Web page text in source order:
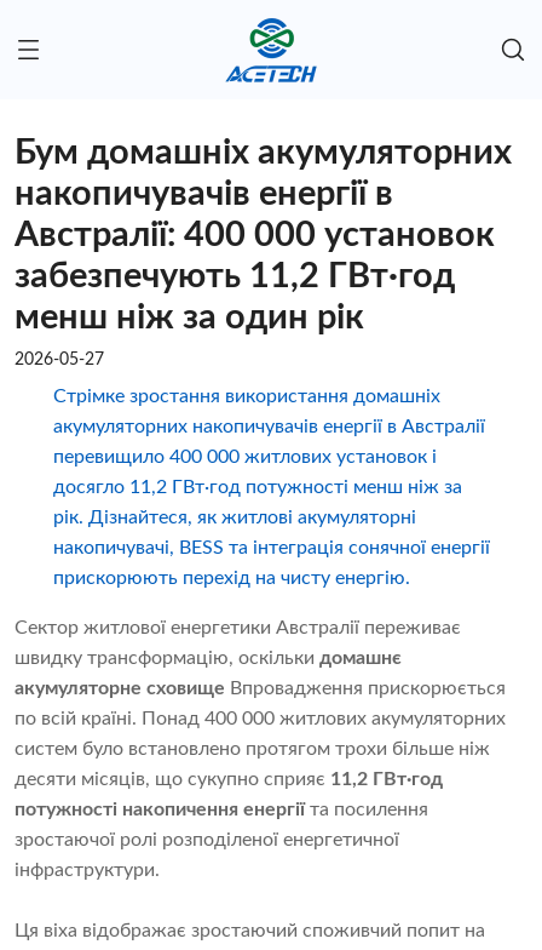
Бум домашніх акумуляторних
накопичувачів енергії в
Австралії: 400 000 установок
забезпечують 11,2 ГВт·год
менш ніж за один рік
2026-05-27
Стрімке зростання використання домашніх
акумуляторних накопичувачів енергії в Австралії
перевищило 400 000 житлових установок і
досягло 11,2 ГВт·год потужності менш ніж за
рік. Дізнайтеся, як житлові акумуляторні
накопичувачі, BESS та інтеграція сонячної енергії
прискорюють перехід на чисту енергію.
Сектор житлової енергетики Австралії переживає
швидку трансформацію, оскільки домашнє
акумуляторне сховище Впровадження прискорюється
по всій країні. Понад 400 000 житлових акумуляторних
систем було встановлено протягом трохи більше ніж
десяти місяців, що сукупно сприяє 11,2 ГВт·год
потужності накопичення енергіїта посилення
зростаючої ролі розподіленої енергетичної
інфраструктури.
Ця віха відображає зростаючий споживчий попит на